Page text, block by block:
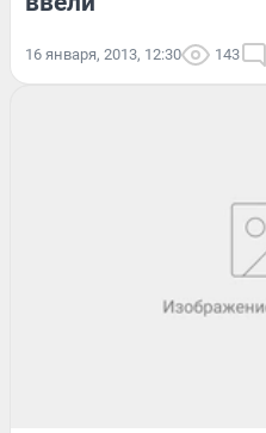
16 января, 2013, 12:30 143